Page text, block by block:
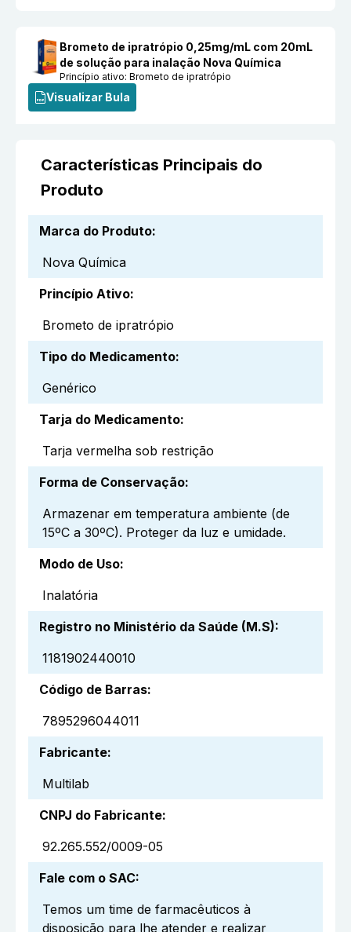
Brometo de ipratrópio 0,25mg/mL com 20mL
de solução para inalação Nova Química
Princípio ativo:Brometo de ipratrópio
Visualizar Bula
Características Principais do
Produto
Marca do Produto:
Nova Química
Princípio Ativo:
Brometo de ipratrópio
Tipo do Medicamento:
Genérico
Tarja do Medicamento:
Tarja vermelha sob restrição
Forma de Conservação:
Armazenar em temperatura ambiente (de
15ºC a 30ºC). Proteger da luz e umidade.
Modo de Uso:
Inalatória
Registro no Ministério da Saúde (M.S):
1181902440010
Código de Barras:
7895296044011
Fabricante:
Multilab
CNPJ do Fabricante:
92.265.552/0009-05
Fale com o SAC:
Temos um time de farmacêuticos à
disposição para lhe atender e realizar